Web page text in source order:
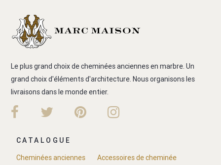
Le plus grand choix de cheminées anciennes en marbre. Un
grand choix d'éléments d'architecture. Nous organisons les
livraisons dans le monde entier.
CATALOGUE
Cheminées anciennes
Accessoires de cheminée